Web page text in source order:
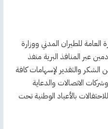
العامة للطيران المدني ووزارة
عبر المنافذ البرية منفذ
الشكر والتقدير لإسهامات كافة
الاتصالات والدعاية
بالأعياد الوطنية تحت